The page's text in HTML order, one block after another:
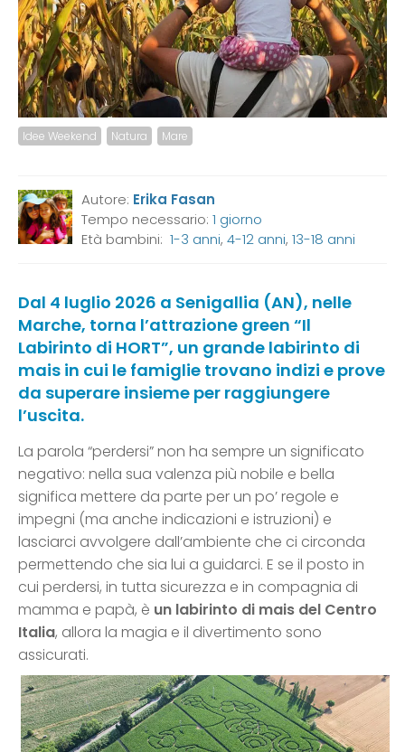
Idee Weekend Natura Mare
Autore: Erika Fasan
Tempo necessario: 1 giorno
Età bambini: 1-3 anni, 4-12 anni, 13-18 anni
Dal 4 luglio 2026 a Senigallia (AN), nelle
Marche, torna l’attrazione green “Il
Labirinto di HORT”, un grande labirinto di
mais in cui le famiglie trovano indizi e prove
da superare insieme per raggiungere
l’uscita.
La parola “perdersi” non ha sempre un significato
negativo: nella sua valenza più nobile e bella
significa mettere da parte per un po’ regole e
impegni (ma anche indicazioni e istruzioni) e
lasciarci avvolgere dall’ambiente che ci circonda
permettendo che sia lui a guidarci. E se il posto in
cui perdersi, in tutta sicurezza e in compagnia di
mamma e papà, è un labirinto di mais del Centro
Italia, allora la magia e il divertimento sono
assicurati.